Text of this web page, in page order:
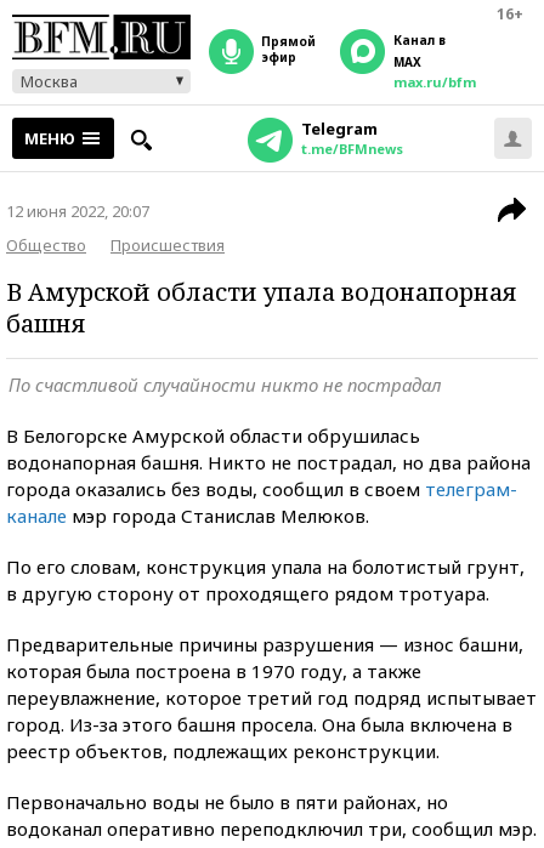
16+
Москва
прямой
эфир
Канал в
MAX
max.ru/bfm
МЕНЮ Telegram
t.me/BFMnews
12 июня 2022, 20:07
Общество
Происшествия
В Амурской области упала водонапорная
башня
По счастливой случайности никто не пострадал
В Белогорске Амурской области обрушилась
водонапорная башня. Никто не пострадал, но два района
города оказались без воды, сообщил в своем телеграм-
канале мэр города Станислав Мелюков.
По его словам, конструкция упала на болотистый грунт,
в другую сторону от проходящего рядом тротуара.
Предварительные причины разрушения — износ башни,
которая была построена в 1970 году, а также
переувлажнение, которое третий год подряд испытывает
город. Из-за этого башня просела. Она была включена в
реестр объектов, подлежащих реконструкции.
Первоначально воды не было в пяти районах, но
водоканал оперативно переподключил три, сообщил мэр.